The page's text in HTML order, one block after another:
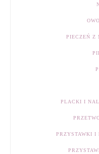
PIECZEŃ Z
PLACKI I
PRZYSTAWKI I